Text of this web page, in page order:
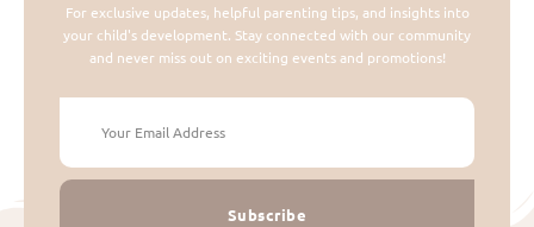
For exclusive updates, helpful parenting tips, and insights into
your child's development. Stay connected with our community
and never miss out on exciting events and promotions!
Subscribe